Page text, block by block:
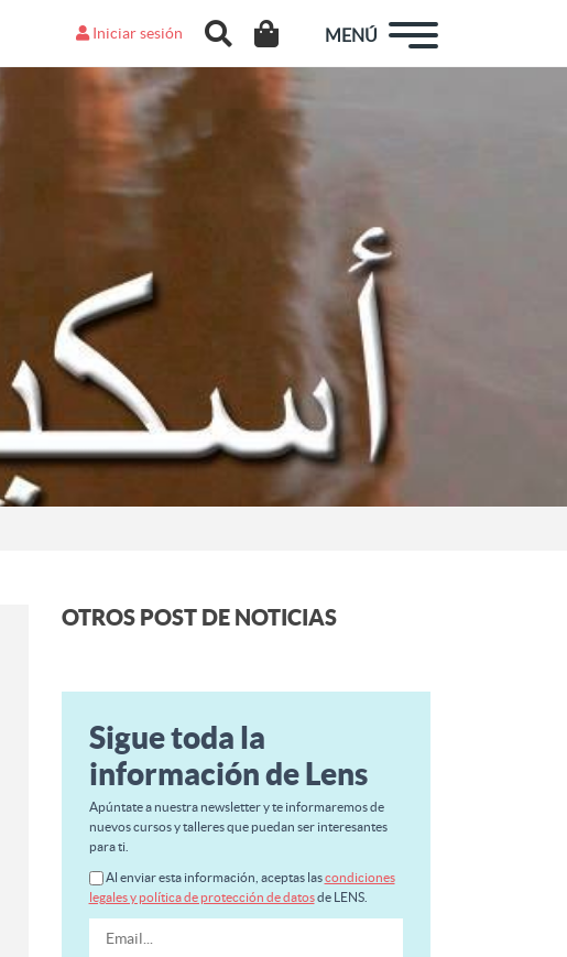
Iniciar sesión MENÚ
OTROS POST DE NOTICIAS
Sigue toda la
información de Lens
Apúntate a nuestra newsletter y te informaremos de
nuevos cursos y talleres que puedan ser interesantes
para ti.
Al enviar esta información, aceptas lascondiciones
legales y política de protección de datosde LENS.